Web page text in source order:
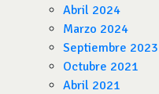
Abril 2024
Marzo 2024
Septiembre 2023
Octubre 2021
Abril 2021